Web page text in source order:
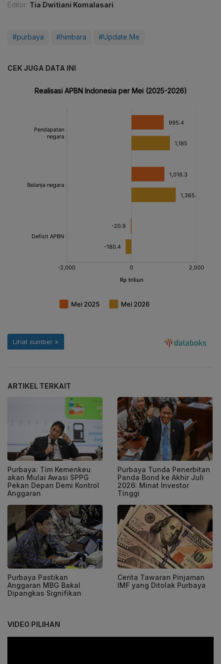
Editor: Tia Dwitiani Komalasari
#purbaya #himbara #Update Me
CEK JUGA DATA INI
ARTIKEL TERKAIT
Purbaya: Tim Kemenkeu
akan Mulai Awasi SPPG
Pekan Depan Demi Kontrol
Anggaran
Purbaya Tunda Penerbitan
Panda Bond ke Akhir Juli
2026: Minat Investor
Tinggi
Purbaya Pastikan
Anggaran MBG Bakal
Dipangkas Signifikan
Cerita Tawaran Pinjaman
IMF yang Ditolak Purbaya
VIDEO PILIHAN